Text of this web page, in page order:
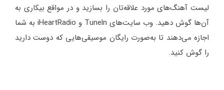
لیست آهنگ‌های مورد علاقه‌تان را بسازید و در مواقع بیکاری به
آن‌ها گوش دهید. وب سایت‌های Tuneln و iHeartRadio به شما
اجازه می‌دهند تا به‌صورت رایگان موسیقی‌هایی که دوست دارید
را گوش کنید.